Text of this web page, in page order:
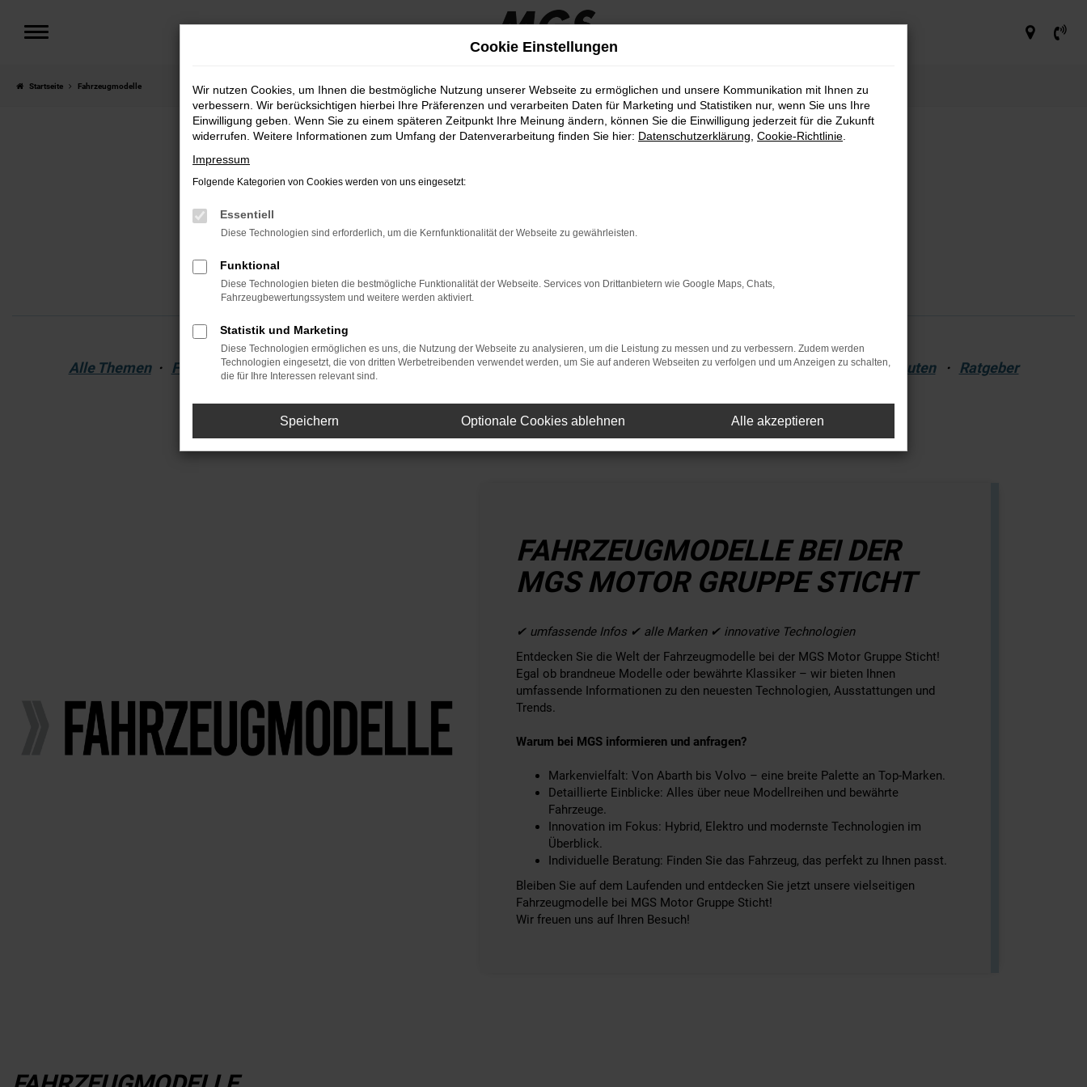
Zum
Hauptinhalt
Startseite Fahrzeugmodelle
der MGS Motor Gruppe Sticht
Alle Themen· Fahrzeugmodelle·Next Deals· Aktionen· Kooperationen·Auszeichnungen·Branchenlösungen·Umbauten· Ratgeber
FAHRZEUGMODELLE BEI DER
MGS MOTOR GRUPPE STICHT
✔ umfassende Infos ✔ alle Marken ✔ innovative Technologien
Entdecken Sie die Welt der Fahrzeugmodelle bei der MGS Motor Gruppe Sticht!
Egal ob brandneue Modelle oder bewährte Klassiker – wir bieten Ihnen
umfassende Informationen zu den neuesten Technologien, Ausstattungen und
Trends.
Warum bei MGS informieren und anfragen?
Markenvielfalt: Von Abarth bis Volvo – eine breite Palette an Top-Marken.
Detaillierte Einblicke: Alles über neue Modellreihen und bewährte
Fahrzeuge.
Innovation im Fokus: Hybrid, Elektro und modernste Technologien im
Überblick.
Individuelle Beratung: Finden Sie das Fahrzeug, das perfekt zu Ihnen passt.
Bleiben Sie auf dem Laufenden und entdecken Sie jetzt unsere vielseitigen
Fahrzeugmodelle bei MGS Motor Gruppe Sticht!
Wir freuen uns auf Ihren Besuch!
Cookie Einstellungen
Wir nutzen Cookies, um Ihnen die bestmögliche Nutzung unserer Webseite zu ermöglichen und unsere Kommunikation mit Ihnen zu
verbessern. Wir berücksichtigen hierbei Ihre Präferenzen und verarbeiten Daten für Marketing und Statistiken nur, wenn Sie uns Ihre
Einwilligung geben. Wenn Sie zu einem späteren Zeitpunkt Ihre Meinung ändern, können Sie die Einwilligung jederzeit für die Zukunft
widerrufen. Weitere Informationen zum Umfang der Datenverarbeitung finden Sie hier: Datenschutzerklärung Cookie-Richtlinie
Impressum
Folgende Kategorien von Cookies werden von uns eingesetzt:
Essentiell
Diese Technologien sind erforderlich, um die Kernfunktionalität der Webseite zu gewährleisten.
Funktional
Diese Technologien bieten die bestmögliche Funktionalität der Webseite. Services von Drittanbietern wie Google Maps, Chats,
Fahrzeugbewertungssystem und weitere werden aktiviert.
Statistik und Marketing
Diese Technologien ermöglichen es uns, die Nutzung der Webseite zu analysieren, um die Leistung zu messen und zu verbessern. Zudem werden
Technologien eingesetzt, die von dritten Werbetreibenden verwendet werden, um Sie auf anderen Webseiten zu verfolgen und um Anzeigen zu schalten,
die für Ihre Interessen relevant sind.
Speichern Optionale Cookies ablehnen Alle akzeptieren